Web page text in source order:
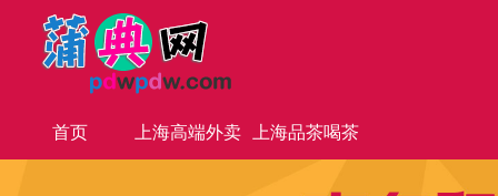
首页 上海高端外卖 上海品茶喝茶